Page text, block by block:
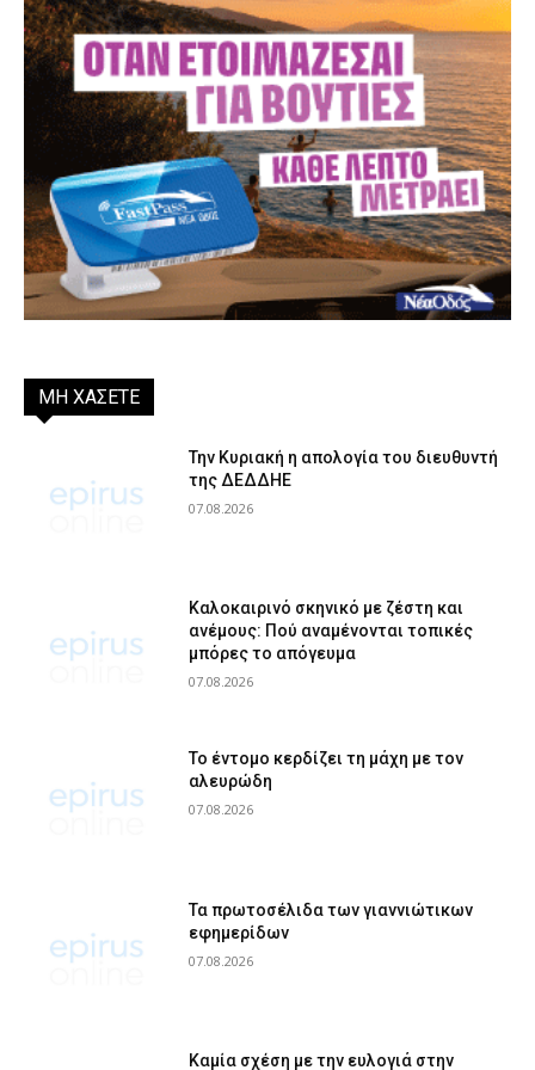
ΜΗ ΧΑΣΕΤΕ
Την Κυριακή η απολογία του διευθυντή
της ΔΕΔΔΗΕ
07.08.2026
Καλοκαιρινό σκηνικό με ζέστη και
ανέμους: Πού αναμένονται τοπικές
μπόρες το απόγευμα
07.08.2026
Το έντομο κερδίζει τη μάχη με τον
αλευρώδη
07.08.2026
Τα πρωτοσέλιδα των γιαννιώτικων
εφημερίδων
07.08.2026
Καμία σχέση με την ευλογιά στην